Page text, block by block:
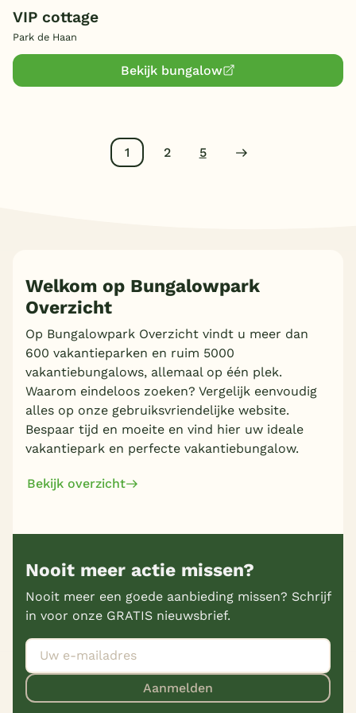
VIP cottage
Park de Haan
Bekijk bungalow
1 2 5
Welkom op Bungalowpark
Overzicht
Op Bungalowpark Overzicht vindt u meer dan
600 vakantieparken en ruim 5000
vakantiebungalows, allemaal op één plek.
Waarom eindeloos zoeken? Vergelijk eenvoudig
alles op onze gebruiksvriendelijke website.
Bespaar tijd en moeite en vind hier uw ideale
vakantiepark en perfecte vakantiebungalow.
Bekijk overzicht
Nooit meer actie missen?
Nooit meer een goede aanbieding missen? Schrijf
in voor onze GRATIS nieuwsbrief.
Aanmelden